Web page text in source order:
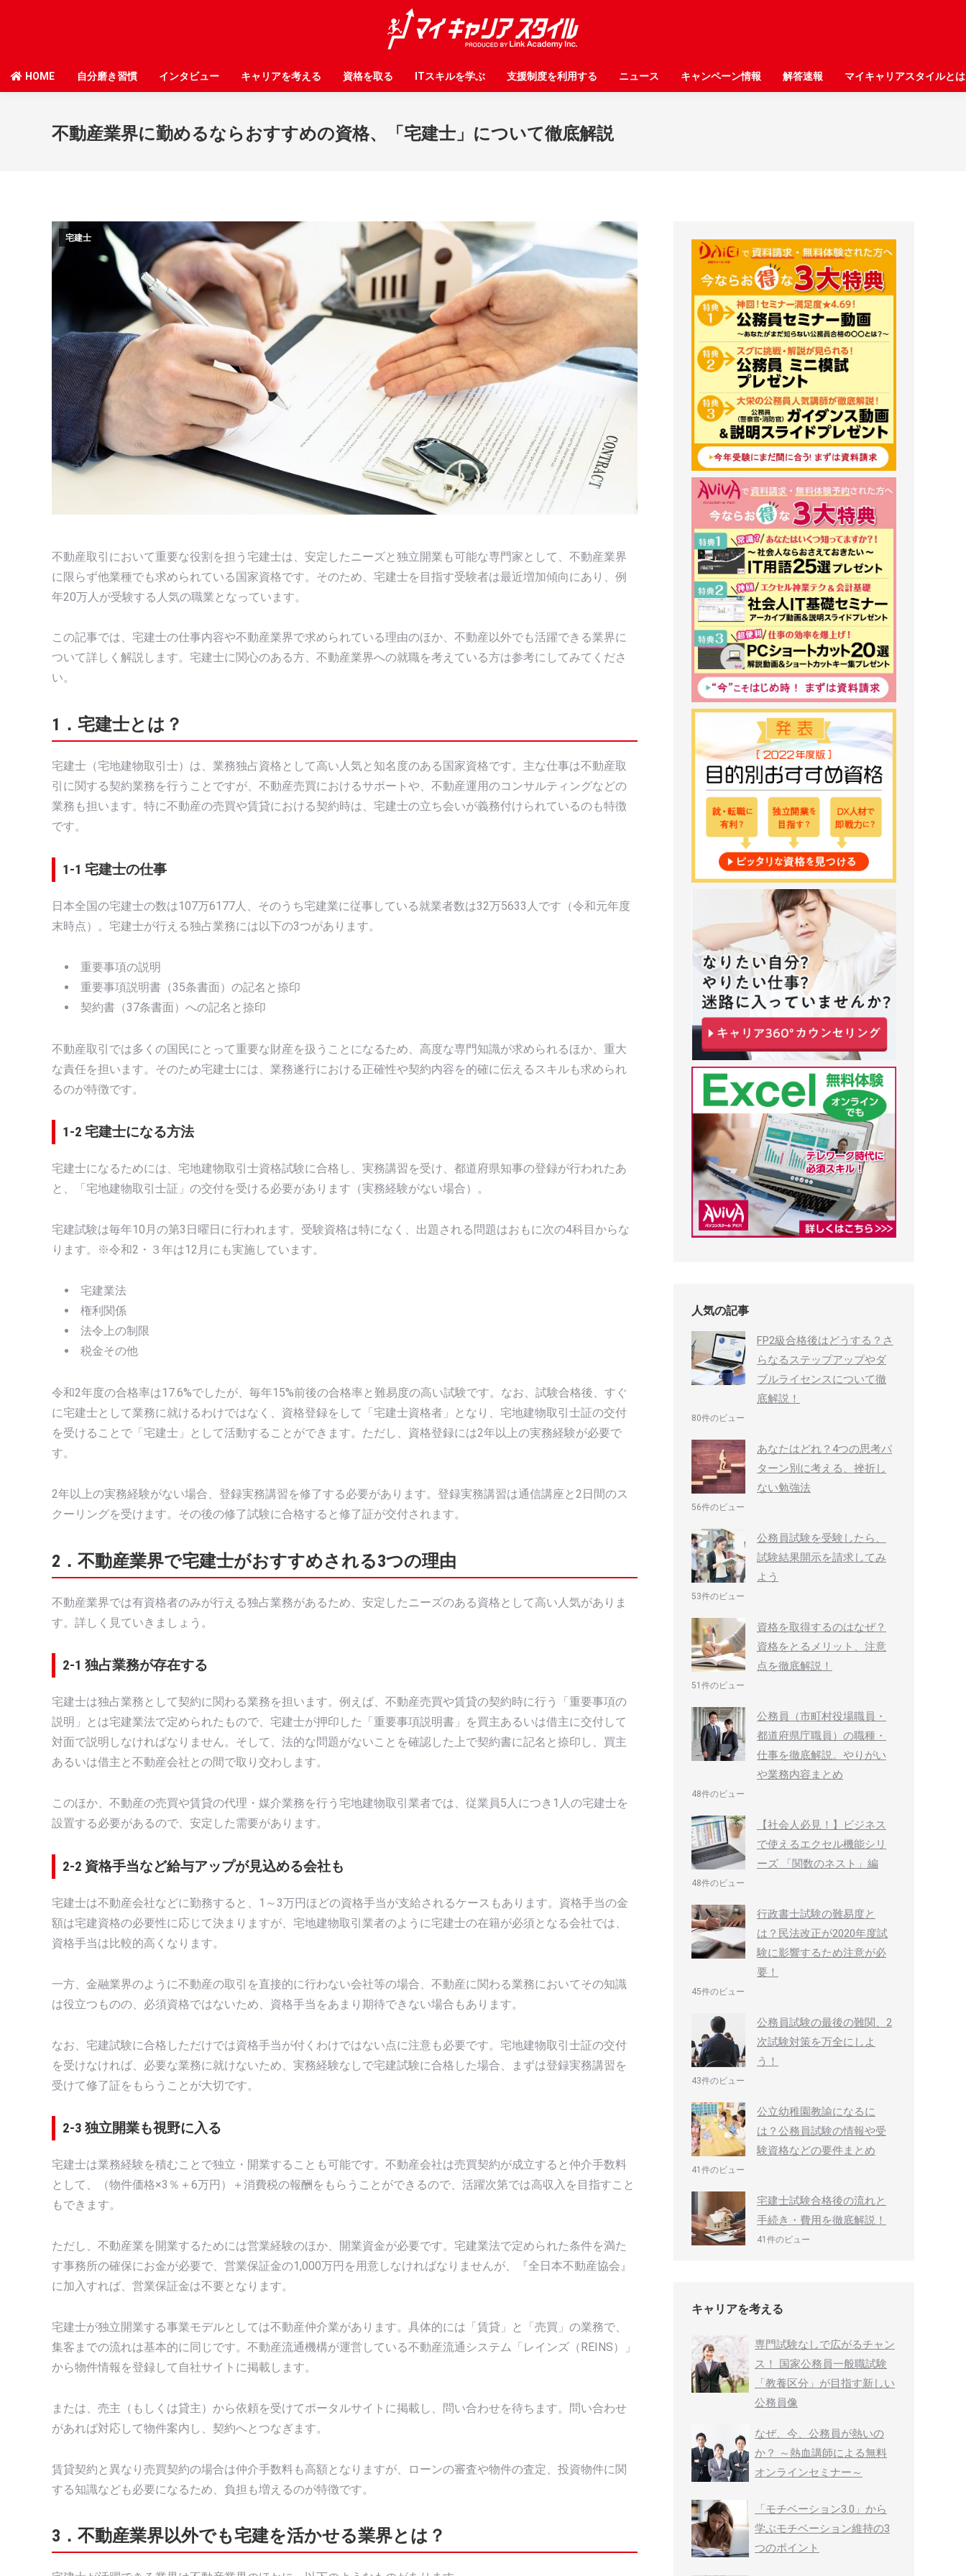
HOME 自分磨き習慣 インタビュー キャリアを考える 資格を取る ITスキルを学ぶ 支援制度を利用する ニュース キャンペーン情報 解答速報 マイキャリアスタイルとは
不動産業界に勤めるならおすすめの資格、「宅建士」について徹底解説
宅建士
不動産取引において重要な役割を担う宅建士は、安定したニーズと独立開業も可能な専門家として、不動産業界
に限らず他業種でも求められている国家資格です。そのため、宅建士を目指す受験者は最近増加傾向にあり、例
年20万人が受験する人気の職業となっています。
この記事では、宅建士の仕事内容や不動産業界で求められている理由のほか、不動産以外でも活躍できる業界に
ついて詳しく解説します。宅建士に関心のある方、不動産業界への就職を考えている方は参考にしてみてくださ
い。
1．宅建士とは？
宅建士（宅地建物取引士）は、業務独占資格として高い人気と知名度のある国家資格です。主な仕事は不動産取
引に関する契約業務を行うことですが、不動産売買におけるサポートや、不動産運用のコンサルティングなどの
業務も担います。特に不動産の売買や賃貸における契約時は、宅建士の立ち会いが義務付けられているのも特徴
です。
1-1 宅建士の仕事
日本全国の宅建士の数は107万6177人、そのうち宅建業に従事している就業者数は32万5633人です（令和元年度
末時点）。宅建士が行える独占業務には以下の3つがあります。
重要事項の説明
重要事項説明書（35条書面）の記名と捺印
契約書（37条書面）への記名と捺印
不動産取引では多くの国民にとって重要な財産を扱うことになるため、高度な専門知識が求められるほか、重大
な責任を担います。そのため宅建士には、業務遂行における正確性や契約内容を的確に伝えるスキルも求められ
るのが特徴です。
1-2 宅建士になる方法
宅建士になるためには、宅地建物取引士資格試験に合格し、実務講習を受け、都道府県知事の登録が行われたあ
と、「宅地建物取引士証」の交付を受ける必要があります（実務経験がない場合）。
宅建試験は毎年10月の第3日曜日に行われます。受験資格は特になく、出題される問題はおもに次の4科目からな
ります。※令和2・３年は12月にも実施しています。
宅建業法
権利関係
法令上の制限
税金その他
令和2年度の合格率は17.6%でしたが、毎年15%前後の合格率と難易度の高い試験です。なお、試験合格後、すぐ
に宅建士として業務に就けるわけではなく、資格登録をして「宅建士資格者」となり、宅地建物取引士証の交付
を受けることで「宅建士」として活動することができます。ただし、資格登録には2年以上の実務経験が必要で
す。
2年以上の実務経験がない場合、登録実務講習を修了する必要があります。登録実務講習は通信講座と2日間のス
クーリングを受けます。その後の修了試験に合格すると修了証が交付されます。
2．不動産業界で宅建士がおすすめされる3つの理由
不動産業界では有資格者のみが行える独占業務があるため、安定したニーズのある資格として高い人気がありま
す。詳しく見ていきましょう。
2-1 独占業務が存在する
宅建士は独占業務として契約に関わる業務を担います。例えば、不動産売買や賃貸の契約時に行う「重要事項の
説明」とは宅建業法で定められたもので、宅建士が押印した「重要事項説明書」を買主あるいは借主に交付して
対面で説明しなければなりません。そして、法的な問題がないことを確認した上で契約書に記名と捺印し、買主
あるいは借主と不動産会社との間で取り交わします。
このほか、不動産の売買や賃貸の代理・媒介業務を行う宅地建物取引業者では、従業員5人につき1人の宅建士を
設置する必要があるので、安定した需要があります。
2-2 資格手当など給与アップが見込める会社も
宅建士は不動産会社などに勤務すると、1～3万円ほどの資格手当が支給されるケースもあります。資格手当の金
額は宅建資格の必要性に応じて決まりますが、宅地建物取引業者のように宅建士の在籍が必須となる会社では、
資格手当は比較的高くなります。
一方、金融業界のように不動産の取引を直接的に行わない会社等の場合、不動産に関わる業務においてその知識
は役立つものの、必須資格ではないため、資格手当をあまり期待できない場合もあります。
なお、宅建試験に合格しただけでは資格手当が付くわけではない点に注意も必要です。宅地建物取引士証の交付
を受けなければ、必要な業務に就けないため、実務経験なしで宅建試験に合格した場合、まずは登録実務講習を
受けて修了証をもらうことが大切です。
2-3 独立開業も視野に入る
宅建士は業務経験を積むことで独立・開業することも可能です。不動産会社は売買契約が成立すると仲介手数料
として、（物件価格×3％＋6万円）＋消費税の報酬をもらうことができるので、活躍次第では高収入を目指すこと
もできます。
ただし、不動産業を開業するためには営業経験のほか、開業資金が必要です。宅建業法で定められた条件を満た
す事務所の確保にお金が必要で、営業保証金の1,000万円を用意しなければなりませんが、『全日本不動産協会』
に加入すれば、営業保証金は不要となります。
宅建士が独立開業する事業モデルとしては不動産仲介業があります。具体的には「賃貸」と「売買」の業務で、
集客までの流れは基本的に同じです。不動産流通機構が運営している不動産流通システム「レインズ（REINS）」
から物件情報を登録して自社サイトに掲載します。
または、売主（もしくは貸主）から依頼を受けてポータルサイトに掲載し、問い合わせを待ちます。問い合わせ
があれば対応して物件案内し、契約へとつなぎます。
賃貸契約と異なり売買契約の場合は仲介手数料も高額となりますが、ローンの審査や物件の査定、投資物件に関
する知識なども必要になるため、負担も増えるのが特徴です。
3．不動産業界以外でも宅建を活かせる業界とは？
人気の記事
FP2級合格後はどうする？さ
らなるステップアップやダ
ブルライセンスについて徹
底解説！
80件のビュー
あなたはどれ？4つの思考パ
ターン別に考える、挫折し
ない勉強法
56件のビュー
公務員試験を受験したら、
試験結果開示を請求してみ
よう
53件のビュー
資格を取得するのはなぜ？
資格をとるメリット、注意
点を徹底解説！
51件のビュー
公務員（市町村役場職員・
都道府県庁職員）の職種・
仕事を徹底解説。やりがい
や業務内容まとめ
48件のビュー
【社会人必見！】ビジネス
で使えるエクセル機能シリ
ーズ 「関数のネスト」編
48件のビュー
行政書士試験の難易度と
は？民法改正が2020年度試
験に影響するため注意が必
要！
45件のビュー
公務員試験の最後の難関、2
次試験対策を万全にしよ
う！
43件のビュー
公立幼稚園教諭になるに
は？公務員試験の情報や受
験資格などの要件まとめ
41件のビュー
宅建士試験合格後の流れと
手続き・費用を徹底解説！
41件のビュー
キャリアを考える
専門試験なしで広がるチャン
ス！ 国家公務員一般職試験
「教養区分」が目指す新しい
公務員像
なぜ、今、公務員が熱いの
か？ ～熱血講師による無料
オンラインセミナー～
「モチベーション3.0」から
学ぶモチベーション維持の3
つのポイント
HOME 自分磨き習慣 インタビュー キャリアを考える 資格を取る ITスキルを学ぶ 支援制度を利用する ニュース キャンペーン情報 解答速報 マイキャリアスタイルとは